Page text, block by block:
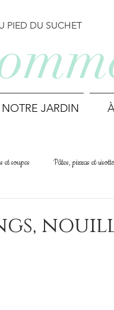
NOTRE JARDIN
PIED DU SUCHET
et soupes Pâtes, pizzas et